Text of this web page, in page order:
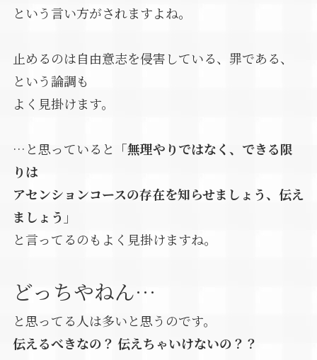
という言い方がされますよね。
止めるのは自由意志を侵害している、罪である、
という論調も
よく見掛けます。
…と思っていると 「無理やりではなく、できる限
りは
アセンションコースの存在を知らせましょう、伝え
ましょう」
と言ってるのもよく見掛けますね。
どっちやねん…
と思ってる人は多いと思うのです。
伝えるべきなの？ 伝えちゃいけないの？？